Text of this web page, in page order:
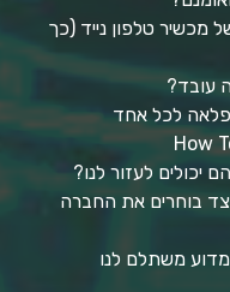
מכשיר טלפון נייד (כך
עובד?
לכל אחד
How
יכולים לעזור לנו?
בוחרים את החברה
משתלם לנו